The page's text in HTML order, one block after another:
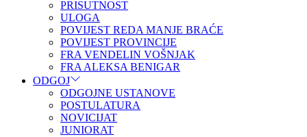
PRISUTNOST
ULOGA
POVIJEST REDA MANJE BRAĆE
POVIJEST PROVINCIJE
FRA VENDELIN VOŠNJAK
FRA ALEKSA BENIGAR
ODGOJ
ODGOJNE USTANOVE
POSTULATURA
NOVICIJAT
JUNIORAT